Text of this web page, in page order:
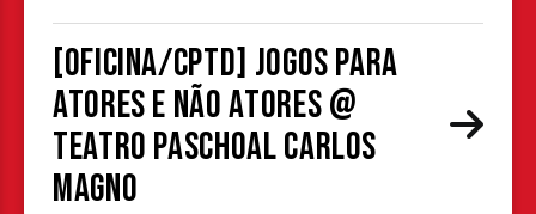
[OFICINA/CPTD] Jogos para
atores e não atores @
Teatro Paschoal Carlos
Magno